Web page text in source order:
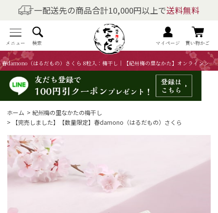
一配送先の商品合計10,000円以上で送料無料
メニュー 検索 マイページ 買い物かご
春damono（はるだもの）さくら 8粒入：梅干し｜【紀州梅の里なかた】オンラインショップ
商品を探す
全商品一覧
梅干しの商品一覧
梅酒の商品一覧
梅製品・その他の商品一覧
メニュー
トップページ
ホーム > 紀州梅の里なかたの梅干し
>
【完売しました】【数量限定】春damono（はるだもの）さくら